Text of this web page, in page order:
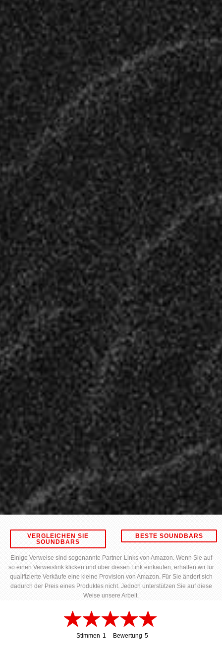
VERGLEICHEN SIE
SOUNDBARS
BESTE SOUNDBARS
Einige Verweise sind sogenannte Partner-Links von Amazon. Wenn Sie auf
so einen Verweislink klicken und über diesen Link einkaufen, erhalten wir für
qualifizierte Verkäufe eine kleine Provision von Amazon. Für Sie ändert sich
dadurch der Preis eines Produktes nicht. Jedoch unterstützen Sie auf diese
Weise unsere Arbeit.
Stimmen 1
Bewertung 5